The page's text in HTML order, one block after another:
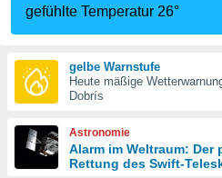
sind.
diese
gefühlte Temperatur 26°
gelbe Warnstufe
Heute mäßige
Dobrís
Astronomie
Alarm im Weltraum: Der
Rettung des Swift-